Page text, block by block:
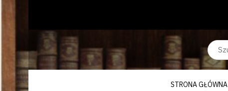
STRONA GŁÓWNA